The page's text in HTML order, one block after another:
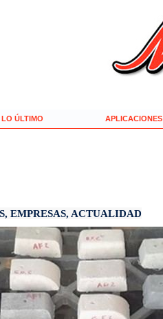
LO ÚLTIMO APLICACIONES
EMPRESAS, ACTUALIDAD